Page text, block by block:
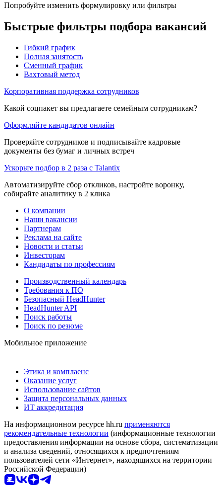
Попробуйте изменить формулировку или фильтры
Быстрые фильтры подбора вакансий
Гибкий график
Полная занятость
Сменный график
Вахтовый метод
Корпоративная поддержка сотрудников
Какой соцпакет вы предлагаете семейным сотрудникам?
Оформляйте кандидатов онлайн
Проверяйте сотрудников и подписывайте кадровые
документы без бумаг и личных встреч
Ускорьте подбор в 2 раза с Talantix
Автоматизируйте сбор откликов, настройте воронку,
собирайте аналитику в 2 клика
О компании
Наши вакансии
Партнерам
Реклама на сайте
Новости и статьи
Инвесторам
Кандидаты по профессиям
Производственный календарь
Требования к ПО
Безопасный HeadHunter
HeadHunter API
Поиск работы
Поиск по резюме
Мобильное приложение
Этика и комплаенс
Оказание услуг
Использование сайтов
Защита персональных данных
ИТ аккредитация
На информационном ресурсе hh.ru применяются
рекомендательные технологии (информационные технологии
предоставления информации на основе сбора, систематизации
и анализа сведений, относящихся к предпочтениям
пользователей сети «Интернет», находящихся на территории
Российской Федерации)